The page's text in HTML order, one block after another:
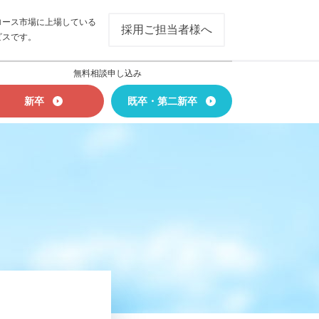
ス市場に上場している
です。
採用ご担当者様へ
無料相談申し込み
新卒 既卒・第二新卒